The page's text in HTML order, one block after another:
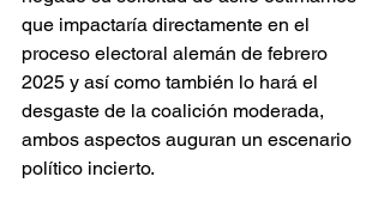
que impactaría directamente en el
proceso electoral alemán de febrero
2025 y así como también lo hará el
desgaste de la coalición moderada,
ambos aspectos auguran un escenario
político incierto.